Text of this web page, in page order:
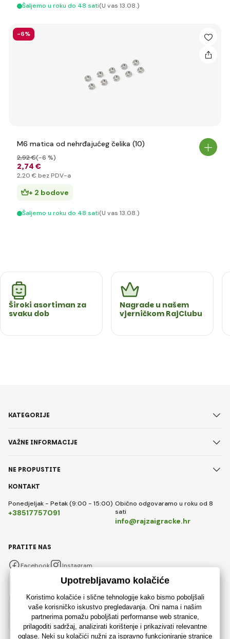
Šaljemo u roku do 48 sati(U vas 13.08.)
-6%
M6 matica od nehrđajućeg čelika (10)
2,74 €
2,92 €(-6 %)
2,20 € bez PDV-a
+ 2 bodove
Šaljemo u roku do 48 sati(U vas 13.08.)
Široki asortiman za
svaku dob
Nagrade u našem
vjerničkom RajClubu
KONTAKT
Ponedjeljak - Petak (9:00 - 15:00)
+38517757091
Obično odgovaramo u roku od 8
sati
info@rajzaigracke.hr
KATEGORIJE
VAŽNE INFORMACIJE
NE PROPUSTITE
PRATITE NAS
Facebook Instagram